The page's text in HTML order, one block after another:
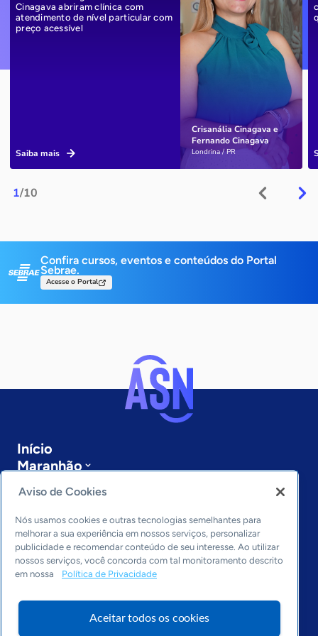
1/10
Crisanália Cinagava e
Fernando Cinagava
Londrina / PR
Cinagava abriram clínica com
atendimento de nível particular com
preço acessível
Saiba mais
Confira cursos, eventos e conteúdos do Portal
Sebrae.
Acesse o Portal
Início
Maranhão
Sobre a ASN
Últimas notícias
Entre em contato
Editorias
Economia & Política
Inovação & Tecnologia
Cultura empreendedora
Arquivo
Aviso de Cookies
Nós usamos cookies e outras tecnologias semelhantes para
melhorar a sua experiência em nossos serviços, personalizar
publicidade e recomendar conteúdo de seu interesse. Ao utilizar
nossos serviços, você concorda com tal monitoramento descrito
em nossa
Política de Privacidade
Aceitar todos os cookies